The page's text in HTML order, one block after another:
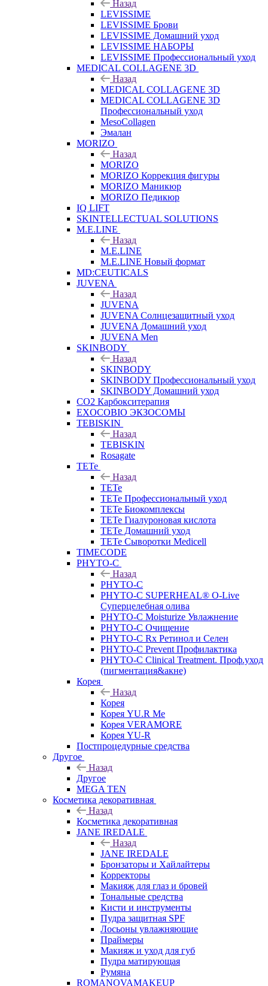
Назад
LEVISSIME
LEVISSIME Брови
LEVISSIME Домашний уход
LEVISSIME НАБОРЫ
LEVISSIME Профессиональный уход
MEDICAL COLLAGENE 3D
Назад
MEDICAL COLLAGENE 3D
MEDICAL COLLAGENE 3D
Профессиональный уход
MesoCollagen
Эмалан
MORIZO
Назад
MORIZO
MORIZO Коррекция фигуры
MORIZO Маникюр
MORIZO Педикюр
IQ LIFT
SKINTELLECTUAL SOLUTIONS
M.E.LINE
Назад
M.E.LINE
M.E.LINE Новый формат
MD:CEUTICALS
JUVENA
Назад
JUVENA
JUVENA Солнцезащитный уход
JUVENA Домашний уход
JUVENA Men
SKINBODY
Назад
SKINBODY
SKINBODY Профессиональный уход
SKINBODY Домашний уход
CO2 Карбокситерапия
EXOCOBIO ЭКЗОСОМЫ
TEBISKIN
Назад
TEBISKIN
Rosagate
TETe
Назад
TETe
TETe Профессиональный уход
TETe Биокомплексы
TETe Гиалуроновая кислота
TETe Домашний уход
TETe Сыворотки Medicell
TIMECODE
PHYTO-C
Назад
PHYTO-C
PHYTO-C SUPERHEAL® O-Live
Суперцелебная олива
PHYTO-C Moisturize Увлажнение
PHYTO-C Очищение
PHYTO-C Rx Ретинол и Селен
PHYTO-C Prevent Профилактика
PHYTO-C Clinical Treatment. Проф.уход
(пигментация&акне)
Корея
Назад
Корея
Корея YU.R Me
Корея VERAMORE
Корея YU-R
Постпроцедурные средства
Другое
Назад
Другое
MEGA TEN
Косметика декоративная
Назад
Косметика декоративная
JANE IREDALE
Назад
JANE IREDALE
Бронзаторы и Хайлайтеры
Корректоры
Макияж для глаз и бровей
Тональные средства
Кисти и инструменты
Пудра защитная SPF
Лосьоны увлажняющие
Праймеры
Макияж и уход для губ
Пудра матирующая
Румяна
ROMANOVAMAKEUP